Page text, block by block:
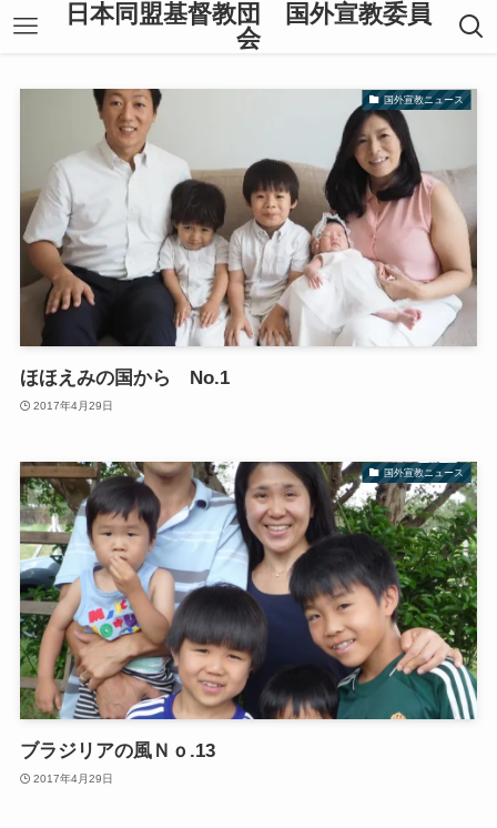
日本同盟基督教団 国外宣教委員
会
国外宣教ニュース
ほほえみの国から No.1
2017年4月29日
国外宣教ニュース
ブラジリアの風Ｎｏ.13
2017年4月29日